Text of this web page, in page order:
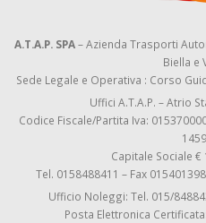
A.T.A.P. SPA– Azienda Trasporti
Biella e
Sede Legale e Operativa : Corso
Uffici A.T.A.P. – Atrio
Codice Fiscale/Partita Iva:
Capitale Sociale €
Tel. 0158488411 – Fax
Ufficio Noleggi: Tel. 015/
Posta Elettronica Certificata: